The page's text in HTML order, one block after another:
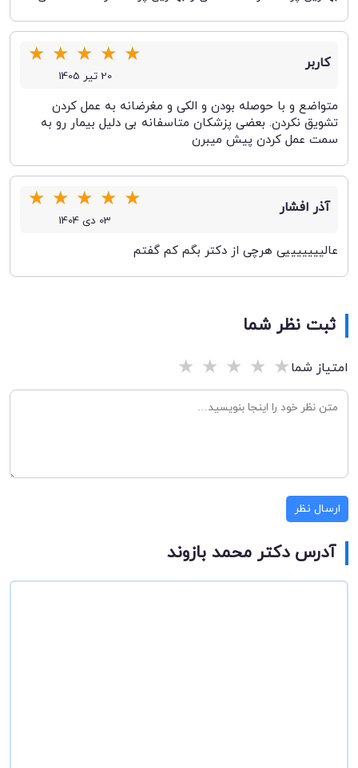
کاربر ★
★
★
★
★
20 تیر 1405
متواضع و با حوصله بودن و الکی و مغرضانه به عمل کردن
تشویق نکردن. بعضی پزشکان متاسفانه بی دلیل بیمار رو به
سمت عمل کردن پیش میبرن
آذر افشار ★
★
★
★
★
03 دی 1404
عالیییییییی هرچی از دکتر بگم کم گفتم
ثبت نظر شما
امتیاز شما★
★
★
★
★
ارسال نظر
آدرس دکتر محمد بازوند